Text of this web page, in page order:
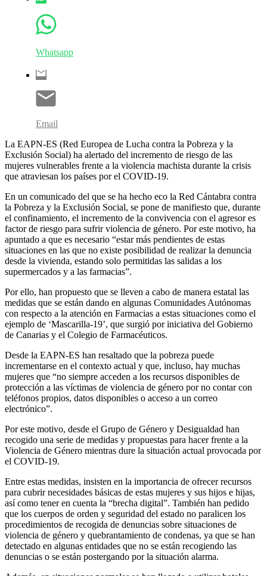
Whatsapp
Email
La EAPN-ES (Red Europea de Lucha contra la Pobreza y la
Exclusión Social) ha alertado del incremento de riesgo de las
mujeres vulnerables frente a la violencia machista durante la crisis
que atraviesan los países por el COVID-19.
En un comunicado del que se ha hecho eco la Red Cántabra contra
la Pobreza y la Exclusión Social, se pone de manifiesto que, durante
el confinamiento, el incremento de la convivencia con el agresor es
factor de riesgo para sufrir violencia de género. Por este motivo, ha
apuntado a que es necesario “estar más pendientes de estas
situaciones en las que no existe posibilidad de realizar la denuncia
desde la vivienda, estando solo permitidas las salidas a los
supermercados y a las farmacias”.
Por ello, han propuesto que se lleven a cabo de manera estatal las
medidas que se están dando en algunas Comunidades Autónomas
con respecto a la atención en Farmacias a estas situaciones como el
ejemplo de ‘Mascarilla-19’, que surgió por iniciativa del Gobierno
de Canarias y el Colegio de Farmacéuticos.
Desde la EAPN-ES han resaltado que la pobreza puede
incrementarse en el contexto actual y que, incluso, hay muchas
mujeres que “no siempre acceden a los recursos disponibles de
protección a las víctimas de violencia de género por no contar con
teléfonos propios, datos disponibles o acceso a un correo
electrónico”.
Por este motivo, desde el Grupo de Género y Desigualdad han
recogido una serie de medidas y propuestas para hacer frente a la
Violencia de Género mientras dure la situación actual provocada por
el COVID-19.
Entre estas medidas, insisten en la importancia de ofrecer recursos
para cubrir necesidades básicas de estas mujeres y sus hijos e hijas,
así como tener en cuenta la “brecha digital”. También han pedido
que los cuerpos de orden y seguridad del estado no paralicen los
procedimientos de recogida de denuncias sobre situaciones de
violencia de género y quebrantamiento de condenas, ya que se han
detectado en algunas entidades que no se están recogiendo las
denuncias o se están postergando por la situación alarma.